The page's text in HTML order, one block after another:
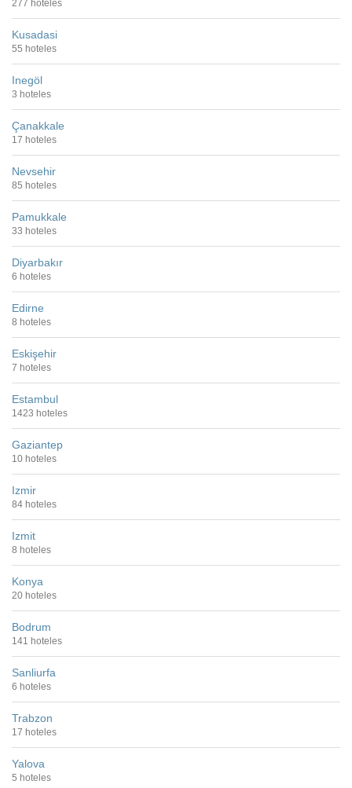
277 hoteles
Kusadasi
55 hoteles
Inegöl
3 hoteles
Çanakkale
17 hoteles
Nevsehir
85 hoteles
Pamukkale
33 hoteles
Diyarbakır
6 hoteles
Edirne
8 hoteles
Eskişehir
7 hoteles
Estambul
1423 hoteles
Gaziantep
10 hoteles
Izmir
84 hoteles
Izmit
8 hoteles
Konya
20 hoteles
Bodrum
141 hoteles
Sanliurfa
6 hoteles
Trabzon
17 hoteles
Yalova
5 hoteles